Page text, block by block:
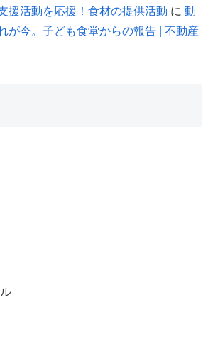
援活動を応援！食材の提供活動 に 動
が今。子ども食堂からの報告 | 不動産